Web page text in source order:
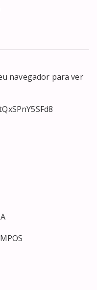
navegador para ver